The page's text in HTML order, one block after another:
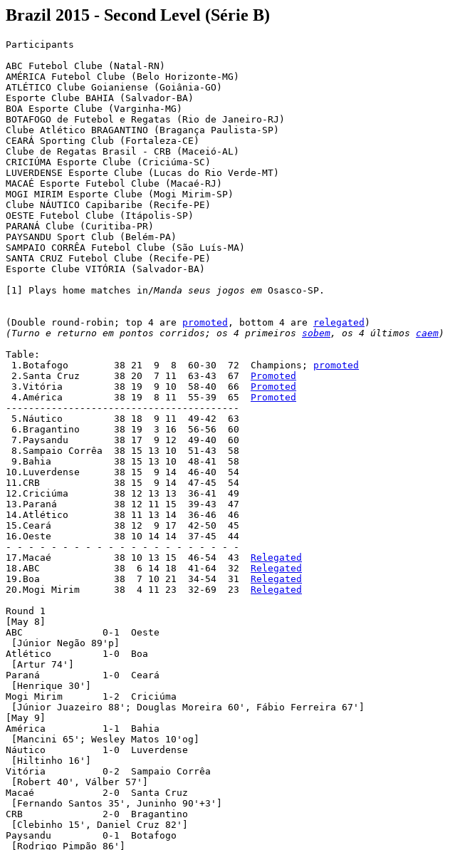
Brazil 2015 - Second Level (Série B)
Participants
ABC Futebol Clube (Natal-RN)
AMÉRICA Futebol Clube (Belo Horizonte-MG)
ATLÉTICO Clube Goianiense (Goiânia-GO)
Esporte Clube BAHIA (Salvador-BA)
BOA Esporte Clube (Varginha-MG)
BOTAFOGO de Futebol e Regatas (Rio de Janeiro-RJ)
Clube Atlético BRAGANTINO (Bragança Paulista-SP)
CEARÁ Sporting Club (Fortaleza-CE)
Clube de Regatas Brasil - CRB (Maceió-AL)
CRICIÚMA Esporte Clube (Criciúma-SC)
LUVERDENSE Esporte Clube (Lucas do Rio Verde-MT)
MACAÉ Esporte Futebol Clube (Macaé-RJ)
MOGI MIRIM Esporte Clube (Mogi Mirim-SP)
Clube NÁUTICO Capibaribe (Recife-PE)
OESTE Futebol Clube (Itápolis-SP)
PARANÁ Clube (Curitiba-PR)
PAYSANDU Sport Club (Belém-PA)
SAMPAIO CORRÊA Futebol Clube (São Luís-MA)
SANTA CRUZ Futebol Clube (Recife-PE)
Esporte Clube VITÓRIA (Salvador-BA)
[1] Plays home matches in/Manda seus jogos em Osasco-SP.
(Double round-robin; top 4 are promoted , bottom 4 are relegated
(Turno e returno em pontos corridos; os 4 primeiros sobem, os 4 últimos caem )
Table:
1.Botafogo	   38 21  9  8  60-30  72  Champions; promoted
2.Santa Cruz 	   38 20  7 11  63-43  67 Promoted
3.Vitória	   38 19  9 10  58-40  66 Promoted
4.América	   38 19  8 11  55-39  65 Promoted
-----------------------------------------
5.Náutico	   38 18  9 11  49-42  63
6.Bragantino	   38 19  3 16  56-56  60
7.Paysandu	   38 17  9 12  49-40  60
8.Sampaio Corrêa  38 15 13 10  51-43  58
9.Bahia	   38 15 13 10  48-41  58
10.Luverdense	   38 15  9 14  46-40  54
11.CRB		   38 15  9 14  47-45  54
12.Criciúma	   38 12 13 13  36-41  49
13.Paraná	   38 12 11 15  39-43  47
14.Atlético	   38 11 13 14  36-46  46
15.Ceará	   38 12  9 17  42-50  45
16.Oeste	   38 10 14 14  37-45  44
- - - - - - - - - - - - - - - - - - - - -
17.Macaé	   38 10 13 15  46-54  43 Relegated
18.ABC		   38  6 14 18  41-64  32 Relegated
19.Boa		   38  7 10 21  34-54  31 Relegated
20.Mogi Mirim	   38  4 11 23  32-69  23 Relegated